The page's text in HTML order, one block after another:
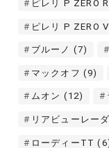
ピレリ P ZERO
ピレリ P ZERO
ブルーノ (7)
マックオフ (9)
ムオン (12)
リアビューレー
ローディーTT